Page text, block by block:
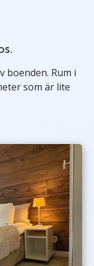
boenden. Rum i
som är lite